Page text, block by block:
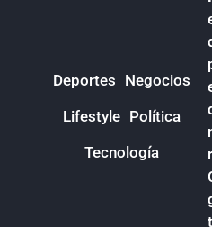
Deportes Negocios
Lifestyle Política
Tecnología